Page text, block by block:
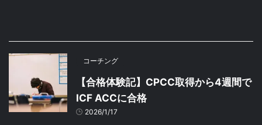
コーチング
【合格体験記】CPCC取得から4週間で
ICF ACCに合格
2026/1/17